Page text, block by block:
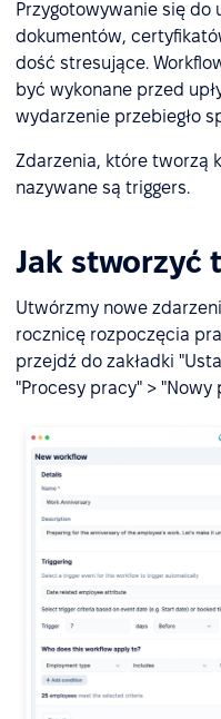
Przygotowywanie się do
dokumentów,
dość stresujące.
być wykonane przed
wydarzenie przebiegło
Zdarzenia, które tworzą
nazywane są triggers.
Jak stworzyć
Utwórzmy nowe
rocznicę rozpoczęcia
przejdź do zakładki
"Procesy pracy" > "Nowy